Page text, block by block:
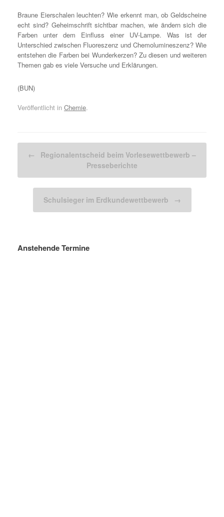
Braune Eierschalen leuchten? Wie erkennt man, ob Geldscheine
echt sind? Geheimschrift sichtbar machen, wie ändern sich die
Farben unter dem Einfluss einer UV-Lampe. Was ist der
Unterschied zwischen Fluoreszenz und Chemolumineszenz? Wie
entstehen die Farben bei Wunderkerzen? Zu diesen und weiteren
Themen gab es viele Versuche und Erklärungen.
(BUN)
Veröffentlicht in Chemie.
←
Regionalentscheid beim Vorlesewettbewerb –
Presseberichte
Schulsieger im Erdkundewettbewerb →
Anstehende Termine